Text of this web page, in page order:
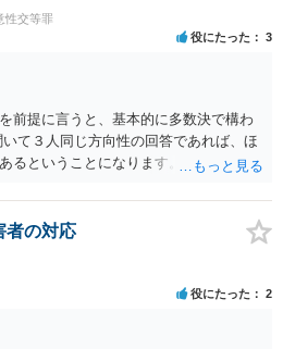
性交等罪
役にたった 3
前提に言うと、基本的に多数決で構わ
て３人同じ方向性の回答であれば、ほ
るということになります。 ３人聞いて
律実務的にありえるということであ
相性の良いいざというときに弁護を頼
士の発言を信じるということになりま
ない」と断言した弁護士には基本的に
ます。 そもそも意見が分かれるような
適切であるからです。 ただ、相談者が
ちがあるのは普通なので、その相談者
者の対応
役にたった 2